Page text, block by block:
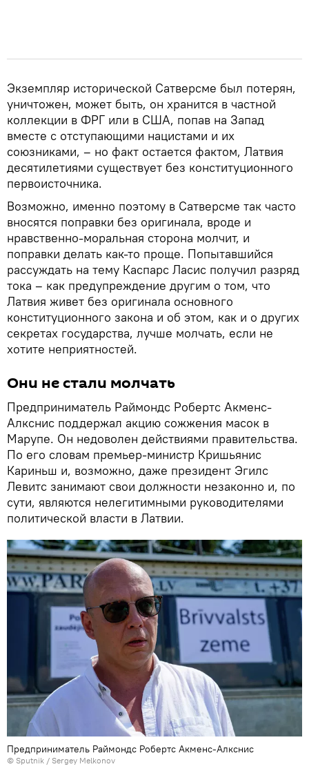
Экземпляр исторической Сатверсме был потерян,
уничтожен, может быть, он хранится в частной
коллекции в ФРГ или в США, попав на Запад
вместе с отступающими нацистами и их
союзниками, – но факт остается фактом, Латвия
десятилетиями существует без конституционного
первоисточника.
Возможно, именно поэтому в Сатверсме так часто
вносятся поправки без оригинала, вроде и
нравственно-моральная сторона молчит, и
поправки делать как-то проще. Попытавшийся
рассуждать на тему Каспарс Ласис получил разряд
тока – как предупреждение другим о том, что
Латвия живет без оригинала основного
конституционного закона и об этом, как и о других
секретах государства, лучше молчать, если не
хотите неприятностей.
Они не стали молчать
Предприниматель Раймондс Робертс Акменс-
Алкснис поддержал акцию сожжения масок в
Марупе. Он недоволен действиями правительства.
По его словам премьер-министр Кришьянис
Кариньш и, возможно, даже президент Эгилс
Левитс занимают свои должности незаконно и, по
сути, являются нелегитимными руководителями
политической власти в Латвии.
Предприниматель Раймондс Робертс Акменс-Алкснис
© Sputnik / Sergey Melkonov